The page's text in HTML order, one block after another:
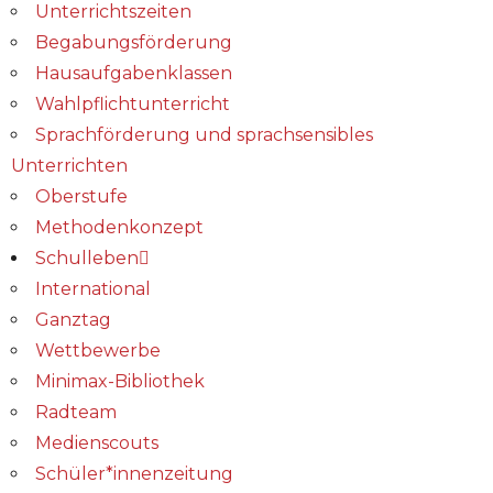
Unterrichtszeiten
Begabungs­förderung
Hausaufgabenklassen
Wahlpflichtunterricht
Sprachförderung und sprachsensibles
Unterrichten
Oberstufe
Methodenkonzept
Schulleben
International
Ganztag
Wettbewerbe
Minimax-Bibliothek​
Radteam
Medienscouts
Schüler*innenzeitung